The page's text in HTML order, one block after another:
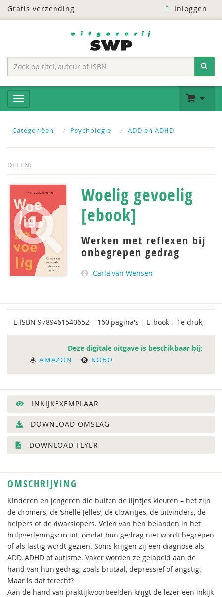
Gratis verzending Inloggen
Categoriëen Psychologie ADD en ADHD
DELEN:
Woelig gevoelig
[ebook]
Werken met reflexen bij
onbegrepen gedrag
Carla van Wensen
E-ISBN 9789461540652 160 pagina's E-book 1e druk,
Deze digitale uitgave is beschikbaar bij:
AMAZON
KOBO
INKIJKEXEMPLAAR
DOWNLOAD OMSLAG
DOWNLOAD FLYER
OMSCHRIJVING
Kinderen en jongeren die buiten de lijntjes kleuren – het zijn
de dromers, de ‘snelle Jelles’, de clowntjes, de uitvinders, de
helpers of de dwarslopers. Velen van hen belanden in het
hulpverleningscircuit, omdat hun gedrag niet wordt begrepen
of als lastig wordt gezien. Soms krijgen zij een diagnose als
ADD, ADHD of autisme. Vaker worden ze gelabeld aan de
hand van hun gedrag, zoals brutaal, depressief of angstig.
Maar is dat terecht?
Aan de hand van praktijkvoorbeelden krijgt de lezer een inkijk